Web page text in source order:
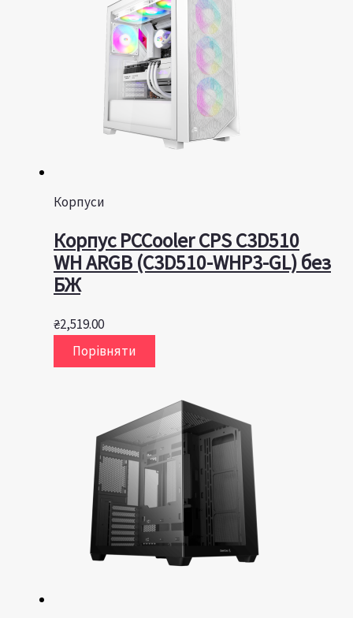
Корпуси
Корпус PCCooler CPS C3D510
WH ARGB (C3D510-WHP3-GL) без
БЖ
₴2,519.00
Порівняти